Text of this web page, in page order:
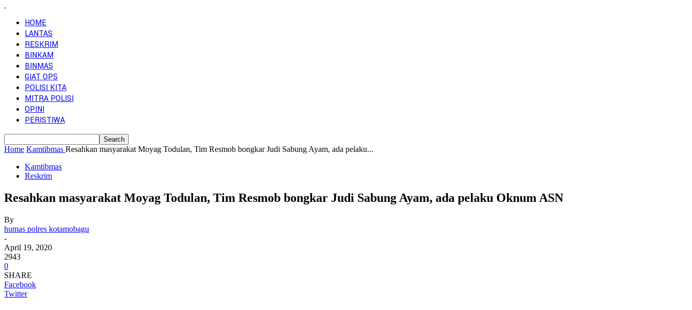
HOME
LANTAS
RESKRIM
BINKAM
BINMAS
GIAT OPS
POLISI KITA
MITRA POLISI
OPINI
PERISTIWA
Home Kamtibmas Resahkan masyarakat Moyag Todulan, Tim Resmob bongkar Judi Sabung Ayam, ada pelaku...
Kamtibmas
Reskrim
Resahkan masyarakat Moyag Todulan, Tim Resmob bongkar Judi Sabung Ayam, ada pelaku Oknum ASN
By
humas polres kotamobagu
-
April 19, 2020
2943
0
SHARE
Facebook
Twitter